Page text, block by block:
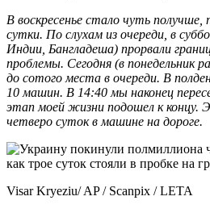
В воскресенье стало чуть
сутки. По слухам из очереди, в
Индии, Бангладеша) прорвали
проблемы. Сегодня (в понедельник
до сотого места в очереди. В
10 машин. В 14:40 мы наконец
этап моей жизни подошел к концу.
четверо суток в машине на дороге.
Visar Kryeziu/ AP / Scanpix / LETA